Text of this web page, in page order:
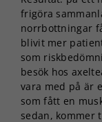
frigöra
norrbottningar
blivit mer
som
besök hos
vara med på är
som fått en
sedan, kommer